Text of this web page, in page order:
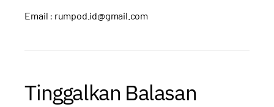
Email : rumpod.id@gmail.com
Tinggalkan Balasan